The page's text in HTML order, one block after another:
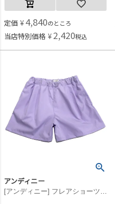
定価 ¥ 4,840のところ
当店特別価格 ¥ 2,420税込
アンディニー